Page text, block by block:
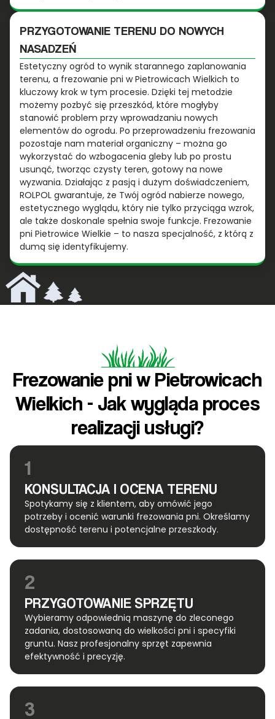
PRZYGOTOWANIE TERENU DO NOWYCH
NASADZEŃ
Estetyczny ogród to wynik starannego zaplanowania
terenu, a frezowanie pni w Pietrowicach Wielkich to
kluczowy krok w tym procesie. Dzięki tej metodzie
możemy pozbyć się przeszkód, które mogłyby
stanowić problem przy wprowadzaniu nowych
elementów do ogrodu. Po przeprowadzeniu frezowania
pozostaje nam materiał organiczny – można go
wykorzystać do wzbogacenia gleby lub po prostu
usunąć, tworząc czysty teren, gotowy na nowe
wyzwania. Działając z pasją i dużym doświadczeniem,
ROLPOL gwarantuje, że Twój ogród nabierze nowego,
estetycznego wyglądu, który nie tylko przyciąga wzrok,
ale także doskonale spełnia swoje funkcje. Frezowanie
pni Pietrowice Wielkie – to nasza specjalność, z którą z
dumą się identyfikujemy.
Frezowanie pni w Pietrowicach
Wielkich - Jak wygląda proces
realizacji usługi?
1
KONSULTACJA I OCENA TERENU
Spotykamy się z klientem, aby omówić jego
potrzeby i ocenić warunki frezowania pni. Określamy
dostępność terenu i potencjalne przeszkody.
2
PRZYGOTOWANIE SPRZĘTU
Wybieramy odpowiednią maszynę do zleconego
zadania, dostosowaną do wielkości pni i specyfiki
gruntu. Nasz profesjonalny sprzęt zapewnia
efektywność i precyzję.
3